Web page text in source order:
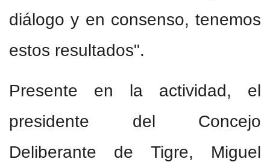
diálogo y en consenso, tenemos
estos resultados".
Presente en la actividad, el
presidente del Concejo
Deliberante de Tigre, Miguel